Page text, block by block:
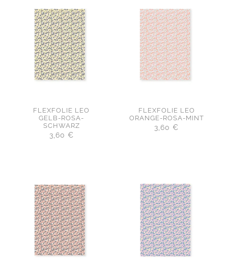
FLEXFOLIE LEO
GELB-ROSA-
SCHWARZ
3,60 €
FLEXFOLIE LEO
ORANGE-ROSA-MINT
3,60€